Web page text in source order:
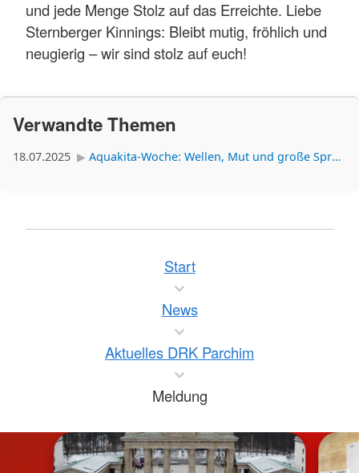
und jede Menge Stolz auf das Erreichte. Liebe
Sternberger Kinnings: Bleibt mutig, fröhlich und
neugierig – wir sind stolz auf euch!
Verwandte Themen
18.07.2025 Aquakita-Woche: Wellen, Mut und große Sprünge
Start
News
Aktuelles DRK Parchim
Meldung